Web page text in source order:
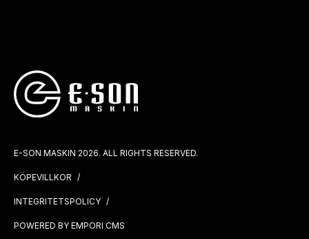
E-SON MASKIN 2026. ALL RIGHTS RESERVED.
KÖPEVILLKOR
INTEGRITETSPOLICY
POWERED BY EMPORI CMS